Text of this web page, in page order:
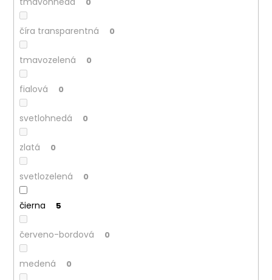
číra transparentná 0
tmavozelená 0
fialová 0
svetlohnedá 0
zlatá 0
svetlozelená 0
čierna 5
červeno-bordová 0
medená 0